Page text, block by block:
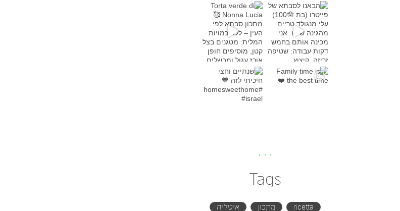
Torta verde di Nonna Lucia מתכון סבת
שנתיים וחצי חיכיתי לזה
Tags
ricetta מתכון
איטליה